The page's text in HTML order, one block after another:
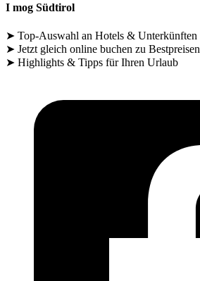
I mog Südtirol
➤ Top-Auswahl an Hotels & Unterkünften
➤ Jetzt gleich online buchen zu Bestpreisen
➤ Highlights & Tipps für Ihren Urlaub